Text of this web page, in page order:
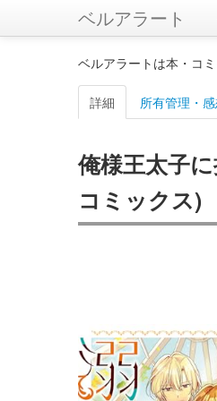
ベルアラート
ベルアラートは本・コ
詳細 所有管理・感
俺様王太子
コミックス)